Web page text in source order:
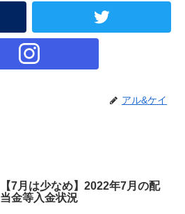
アル&ケイ
【7月は少なめ】2022年7月の配
当金等入金状況